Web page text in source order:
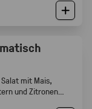
mit Mais,
und Zitronen